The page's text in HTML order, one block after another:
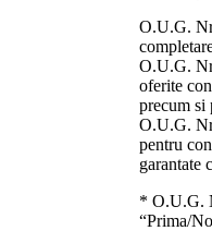
O.U.G.
O.U.G.
oferite
precum si
O.U.G.
pentru
garantate
* O.U.G.
“Prima/